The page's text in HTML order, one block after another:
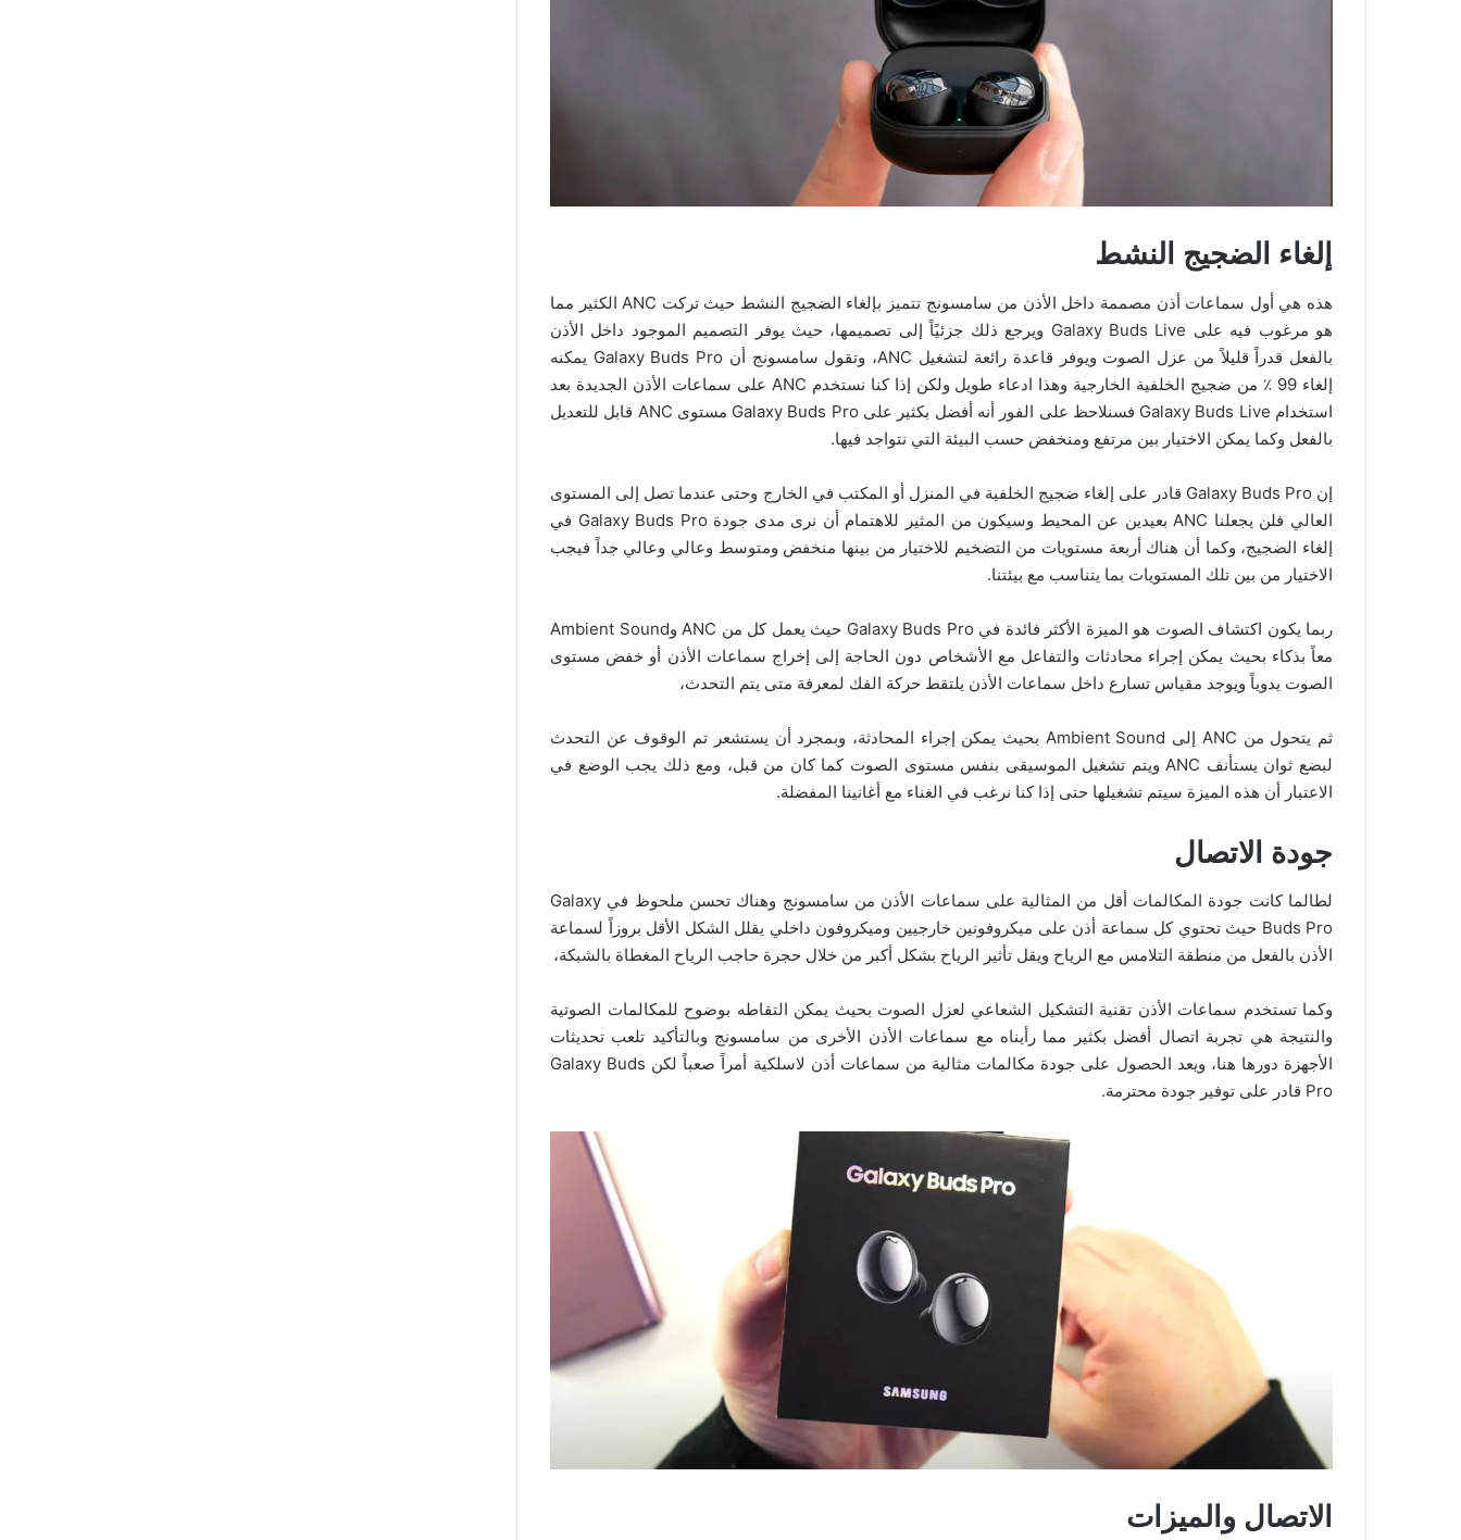
إلغاء الضجيج النشط
هذه هي أول سماعات أذن مصممة داخل الأذن من سامسونج تتميز بإلغاء الضجيج النشط حيث تركت ANC الكثير مما
هو مرغوب فيه على Galaxy Buds Live ويرجع ذلك جزئيًاً إلى تصميمها، حيث يوفر التصميم الموجود داخل الأذن
بالفعل قدراً قليلاً من عزل الصوت ويوفر قاعدة رائعة لتشغيل ANC، وتقول سامسونج أن Galaxy Buds Pro يمكنه
إلغاء 99 ٪ من ضجيج الخلفية الخارجية وهذا ادعاء طويل ولكن إذا كنا نستخدم ANC على سماعات الأذن الجديدة بعد
استخدام Galaxy Buds Live فسنلاحظ على الفور أنه أفضل بكثير على Galaxy Buds Pro مستوى ANC قابل للتعديل
بالفعل وكما يمكن الاختيار بين مرتفع ومنخفض حسب البيئة التي نتواجد فيها.
إن Galaxy Buds Pro قادر على إلغاء ضجيج الخلفية في المنزل أو المكتب في الخارج وحتى عندما تصل إلى المستوى
العالي فلن يجعلنا ANC بعيدين عن المحيط وسيكون من المثير للاهتمام أن نرى مدى جودة Galaxy Buds Pro في
إلغاء الضجيج، وكما أن هناك أربعة مستويات من التضخيم للاختيار من بينها منخفض ومتوسط ​​وعالي وعالي جداً فيجب
الاختيار من بين تلك المستويات بما يتناسب مع بيئتنا.
ربما يكون اكتشاف الصوت هو الميزة الأكثر فائدة في Galaxy Buds Pro حيث يعمل كل من ANC وAmbient Sound
معاً بذكاء بحيث يمكن إجراء محادثات والتفاعل مع الأشخاص دون الحاجة إلى إخراج سماعات الأذن أو خفض مستوى
الصوت يدوياً ويوجد مقياس تسارع داخل سماعات الأذن يلتقط حركة الفك لمعرفة متى يتم التحدث،
ثم يتحول من ANC إلى Ambient Sound بحيث يمكن إجراء المحادثة، وبمجرد أن يستشعر تم الوقوف عن التحدث
لبضع ثوان يستأنف ANC ويتم تشغيل الموسيقى بنفس مستوى الصوت كما كان من قبل، ومع ذلك يجب الوضع في
الاعتبار أن هذه الميزة سيتم تشغيلها حتى إذا كنا نرغب في الغناء مع أغانينا المفضلة.
جودة الاتصال
لطالما كانت جودة المكالمات أقل من المثالية على سماعات الأذن من سامسونج وهناك تحسن ملحوظ في Galaxy
Buds Pro حيث تحتوي كل سماعة أذن على ميكروفونين خارجيين وميكروفون داخلي يقلل الشكل الأقل بروزاً لسماعة
الأذن بالفعل من منطقة التلامس مع الرياح ويقل تأثير الرياح بشكل أكبر من خلال حجرة حاجب الرياح المغطاة بالشبكة،
وكما تستخدم سماعات الأذن تقنية التشكيل الشعاعي لعزل الصوت بحيث يمكن التقاطه بوضوح للمكالمات الصوتية
والنتيجة هي تجربة اتصال أفضل بكثير مما رأيناه مع سماعات الأذن الأخرى من سامسونج وبالتأكيد تلعب تحديثات
الأجهزة دورها هنا، ويعد الحصول على جودة مكالمات مثالية من سماعات أذن لاسلكية أمراً صعباً لكن Galaxy Buds
Pro قادر على توفير جودة محترمة.
الاتصال والميزات